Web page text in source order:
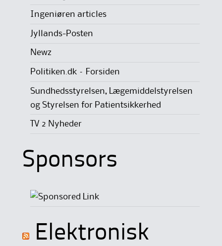
Ingeniøren articles
Jyllands-Posten
Newz
Politiken.dk – Forsiden
Sundhedsstyrelsen, Lægemiddelstyrelsen
og Styrelsen for Patientsikkerhed
TV 2 Nyheder
Sponsors
Elektronisk